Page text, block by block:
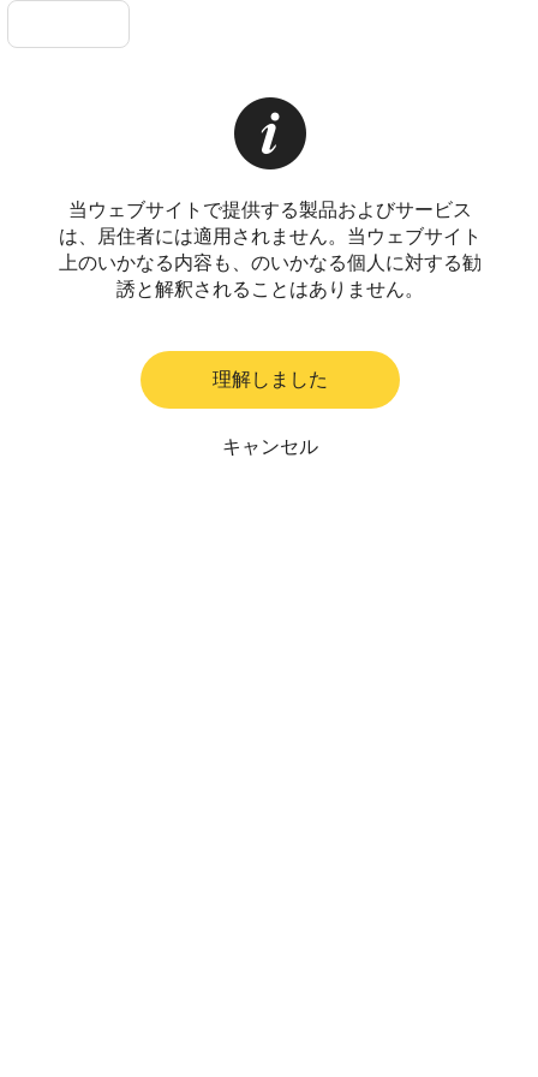
当ウェブサイトで提供する製品およびサービス
は、居住者には適用されません。当ウェブサイト
上のいかなる内容も、のいかなる個人に対する勧
誘と解釈されることはありません。
理解しました
キャンセル